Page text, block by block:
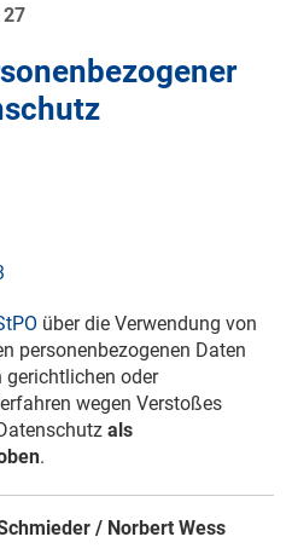
27
über die Verwendung von
personenbezogenen Daten
gerichtlichen oder
wegen Verstoßes
als
.
/ Norbert Wess